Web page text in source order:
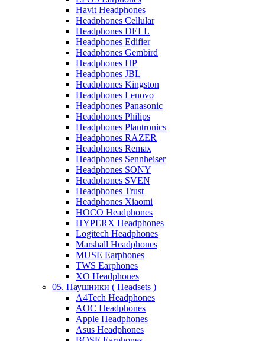
Havit Headphones
Headphones Cellular
Headphones DELL
Headphones Edifier
Headphones Gembird
Headphones HP
Headphones JBL
Headphones Kingston
Headphones Lenovo
Headphones Panasonic
Headphones Philips
Headphones Plantronics
Headphones RAZER
Headphones Remax
Headphones Sennheiser
Headphones SONY
Headphones SVEN
Headphones Trust
Headphones Xiaomi
HOCO Headphones
HYPERX Headphones
Logitech Headphones
Marshall Headphones
MUSE Earphones
TWS Earphones
XO Headphones
05. Наушники ( Headsets )
A4Tech Headphones
AOC Headphones
Apple Headphones
Asus Headphones